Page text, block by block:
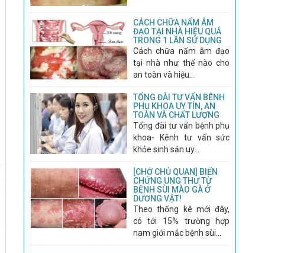
CÁCH CHỮA NẤM ÂM
ĐẠO TẠI NHÀ HIỆU QUẢ
TRONG 1 LẦN SỬ DỤNG
Cách chữa nấm âm đạo
tại nhà như thế nào cho
an toàn và hiệu...
TỔNG ĐÀI TƯ VẤN BỆNH
PHỤ KHOA UY TÍN, AN
TOÀN VÀ CHẤT LƯỢNG
Tổng đài tư vấn bệnh phụ
khoa- Kênh tư vấn sức
khỏe sinh sản uy...
[CHỚ CHỦ QUAN] BIẾN
CHỨNG UNG THƯ TỪ
BỆNH SÙI MÀO GÀ Ở
DƯƠNG VẬT!
Theo thống kê mới đây,
có tới 15% trường hợp
nam giới mắc bệnh sùi...